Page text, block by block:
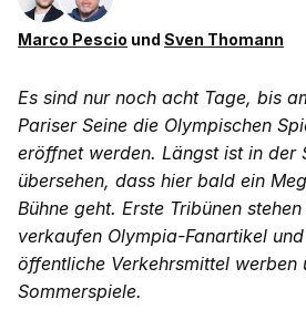
Marco Pescio und Sven Thomann
Es sind nur noch acht Tage, bis
Pariser Seine die Olympischen
eröffnet werden. Längst ist in der
übersehen, dass hier bald ein
Bühne geht. Erste Tribünen
verkaufen Olympia-Fanartikel
öffentliche Verkehrsmittel werben
Sommerspiele.